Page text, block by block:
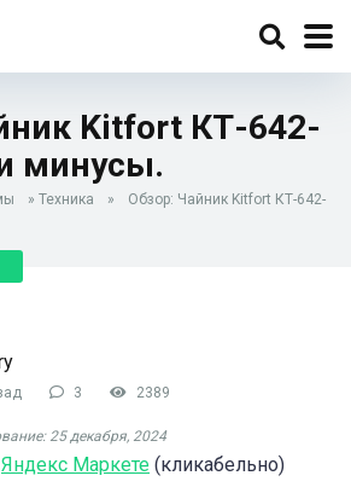
Kitfort КТ-642-
минусы.
» Техника »
Обзор: Чайник Kitfort КТ-642-
3 2389
25 декабря, 2024
Яндекс Маркете (кликабельно)